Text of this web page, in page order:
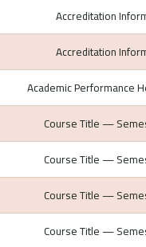
Accreditation
Accreditation
Academic Performance
Course Title —
Course Title —
Course Title —
Course Title —